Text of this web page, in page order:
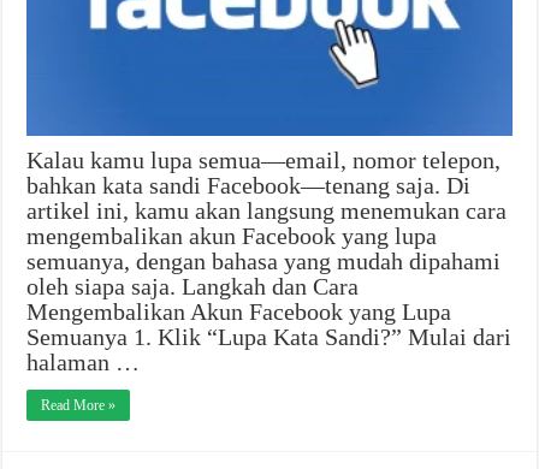
Kalau kamu lupa semua—email, nomor telepon,
bahkan kata sandi Facebook—tenang saja. Di
artikel ini, kamu akan langsung menemukan cara
mengembalikan akun Facebook yang lupa
semuanya, dengan bahasa yang mudah dipahami
oleh siapa saja. Langkah dan Cara
Mengembalikan Akun Facebook yang Lupa
Semuanya 1. Klik “Lupa Kata Sandi?” Mulai dari
halaman …
Read More »